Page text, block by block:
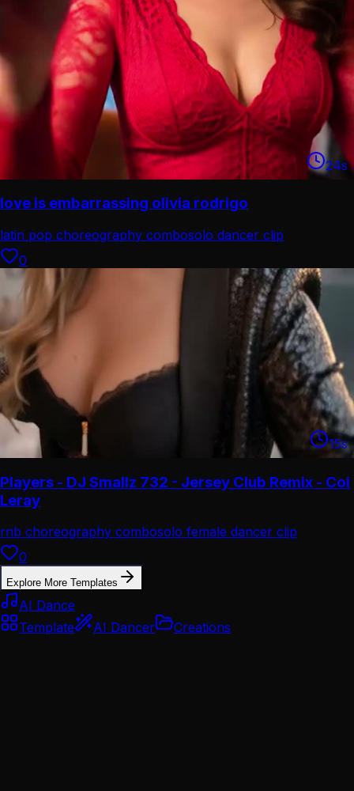
24s
love is embarrassing olivia rodrigo
latin pop choreography combosolo dancer clip
0
15s
Players - DJ Smallz 732 - Jersey Club Remix - Coi
Leray
rnb choreography combosolo female dancer clip
0
Explore More Templates
AI Dance
Template
AI Dancer Creations